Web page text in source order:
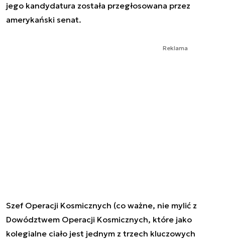
jego kandydatura została przegłosowana przez
amerykański senat.
Reklama
Szef Operacji Kosmicznych (co ważne, nie mylić z
Dowództwem Operacji Kosmicznych, które jako
kolegialne ciało jest jednym z trzech kluczowych